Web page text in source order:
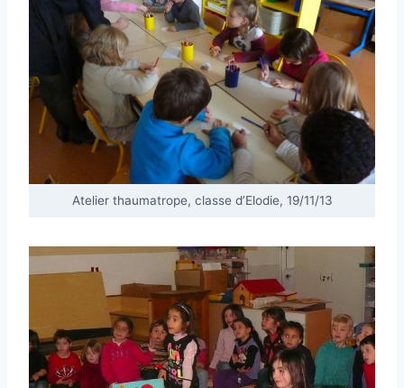
Atelier thaumatrope, classe d’Elodie, 19/11/13